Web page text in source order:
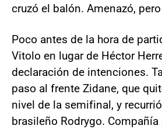
cruzó el balón. Amenazó,
Poco antes de la hora de
Vitolo en lugar de Héctor
declaración de intenciones.
paso al frente Zidane, que
nivel de la semifinal, y
brasileño Rodrygo. Compañía